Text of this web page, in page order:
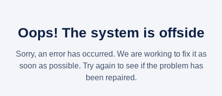
Oops! The system is offside
Sorry, an error has occurred. We are working to fix it as
soon as possible. Try again to see if the problem has
been repaired.